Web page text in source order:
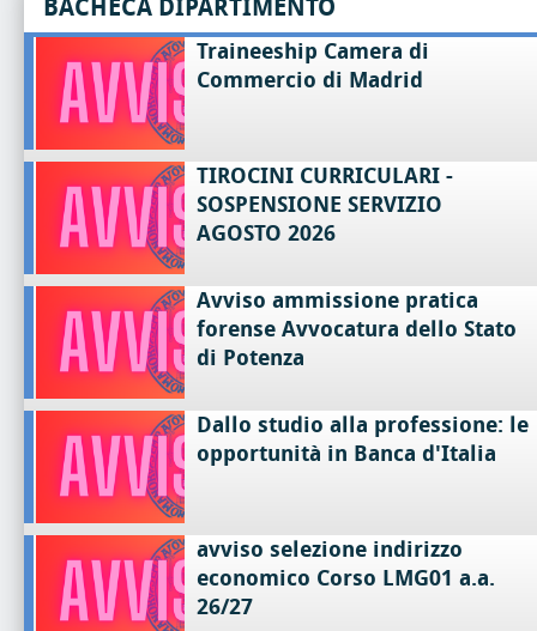
BACHECA DIPARTIMENTO
Traineeship Camera di
Commercio di Madrid
TIROCINI CURRICULARI -
SOSPENSIONE SERVIZIO
AGOSTO 2026
Avviso ammissione pratica
forense Avvocatura dello Stato
di Potenza
Dallo studio alla professione: le
opportunità in Banca d'Italia
avviso selezione indirizzo
economico Corso LMG01 a.a.
26/27